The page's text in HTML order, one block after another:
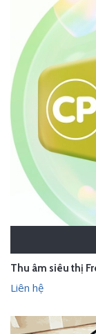
Thu âm siêu thị
Liên hệ